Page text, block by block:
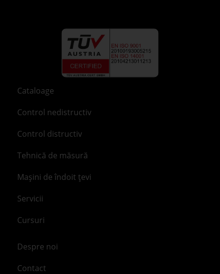
Cataloage
Control nedistructiv
Control distructiv
Tehnică de măsură
Mașini de îndoit țevi
Servicii
Cursuri
Despre noi
Contact